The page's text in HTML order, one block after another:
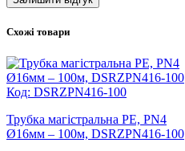
Схожі товари
Код: DSRZPN416-100
Трубка магістральна PE, PN4
Ø16мм – 100м, DSRZPN416-100